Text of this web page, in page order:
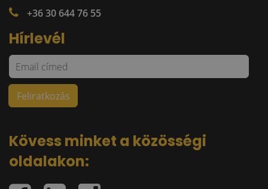
+36 30 644 76 55
Hírlevél
Kövess minket a közösségi
oldalakon: